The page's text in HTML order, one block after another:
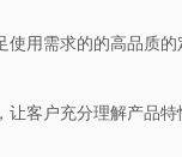
用需求的的高品质的
客户充分理解产品特